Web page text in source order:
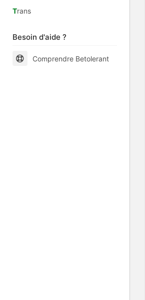
Trans
Besoin d'aide ?
Comprendre Betolerant